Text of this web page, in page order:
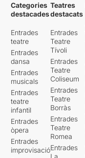
Categories
destacades
Entrades
teatre
Entrades
dansa
Entrades
musicals
Entrades
teatre
infantil
Entrades
òpera
Entrades
improvisació
Teatres
destacats
Entrades
Teatre
Tívoli
Entrades
Teatre
Coliseum
Entrades
Teatre
Borràs
Entrades
Teatre
Romea
Entrades
La